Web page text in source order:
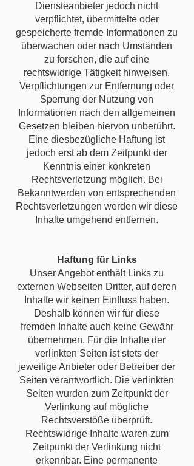
Diensteanbieter jedoch nicht
verpflichtet, übermittelte oder
gespeicherte fremde Informationen zu
überwachen oder nach Umständen
zu forschen, die auf eine
rechtswidrige Tätigkeit hinweisen.
Verpflichtungen zur Entfernung oder
Sperrung der Nutzung von
Informationen nach den allgemeinen
Gesetzen bleiben hiervon unberührt.
Eine diesbezügliche Haftung ist
jedoch erst ab dem Zeitpunkt der
Kenntnis einer konkreten
Rechtsverletzung möglich. Bei
Bekanntwerden von entsprechenden
Rechtsverletzungen werden wir diese
Inhalte umgehend entfernen.
Haftung für Links
Unser Angebot enthält Links zu
externen Webseiten Dritter, auf deren
Inhalte wir keinen Einfluss haben.
Deshalb können wir für diese
fremden Inhalte auch keine Gewähr
übernehmen. Für die Inhalte der
verlinkten Seiten ist stets der
jeweilige Anbieter oder Betreiber der
Seiten verantwortlich. Die verlinkten
Seiten wurden zum Zeitpunkt der
Verlinkung auf mögliche
Rechtsverstöße überprüft.
Rechtswidrige Inhalte waren zum
Zeitpunkt der Verlinkung nicht
erkennbar. Eine permanente